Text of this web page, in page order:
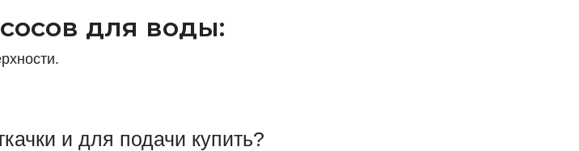
для воды:
и для подачи купить?